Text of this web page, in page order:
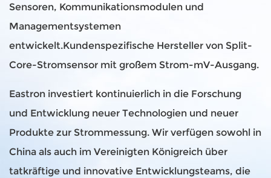
Sensoren, Kommunikationsmodulen und
Managementsystemen
entwickelt.Kundenspezifische Hersteller von Split-
Core-Stromsensor mit großem Strom-mV-Ausgang.
Eastron investiert kontinuierlich in die Forschung
und Entwicklung neuer Technologien und neuer
Produkte zur Strommessung. Wir verfügen sowohl in
China als auch im Vereinigten Königreich über
tatkräftige und innovative Entwicklungsteams, die